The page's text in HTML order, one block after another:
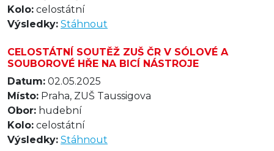
Kolo: celostátní
Výsledky: Stáhnout
CELOSTÁTNÍ SOUTĚŽ ZUŠ ČR V SÓLOVÉ A
SOUBOROVÉ HŘE NA BICÍ NÁSTROJE
Datum: 02.05.2025
Místo: Praha, ZUŠ Taussigova
Obor: hudební
Kolo: celostátní
Výsledky: Stáhnout